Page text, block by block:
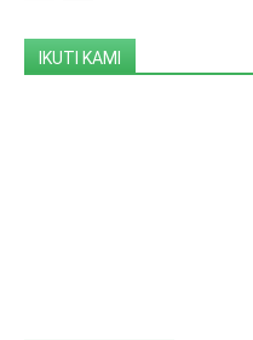
IKUTI KAMI